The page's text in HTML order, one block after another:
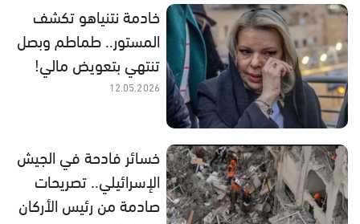
خادمة نتنياهو تكشف
المستور.. طماطم وبصل
تنتهي بتعويض مالي!
12.05.2026
خسائر فادحة في الجيش
الإسرائيلي.. تصريحات
صادمة من رئيس الأركان